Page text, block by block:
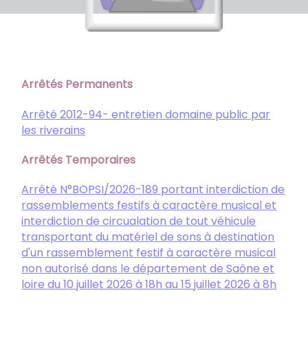
Arrêtés Permanents
Arrêté 2012-94- entretien domaine public par
les riverains
Arrêtés Temporaires
Arrêté N°BOPSI/2026-189 portant interdiction de
rassemblements festifs à caractère musical et
interdiction de circualation de tout véhicule
transportant du matériel de sons à destination
d'un rassemblement festif à caractère musical
non autorisé dans le département de Saône et
loire du 10 juillet 2026 à 18h au 15 juillet 2026 à 8h